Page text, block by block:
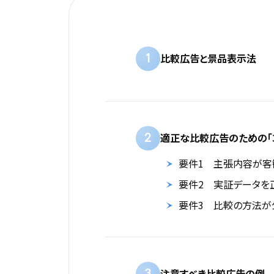
1 比較広告と景品表示法
2
適正な比較広告のための「
要件1 主張内容が客
要件2 実証データを
要件3 比較の方法が